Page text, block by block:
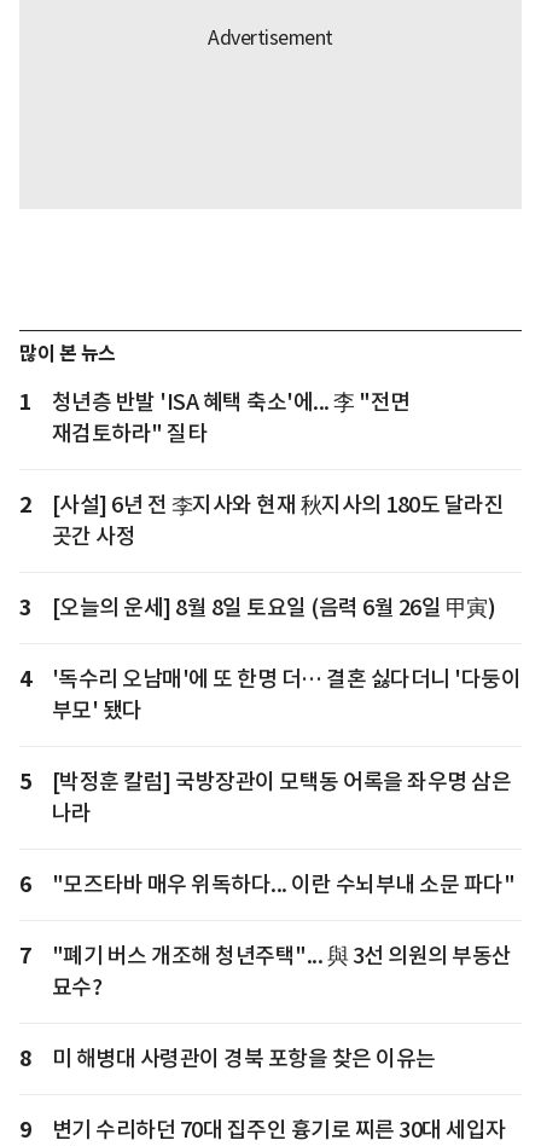
많이 본 뉴스
1
청년층 반발 'ISA 혜택 축소'에... 李 "전면
재검토하라" 질타
2
[사설] 6년 전 李지사와 현재 秋지사의 180도 달라진
곳간 사정
3 [오늘의 운세] 8월 8일 토요일 (음력 6월 26일 甲寅)
4
'독수리 오남매'에 또 한명 더… 결혼 싫다더니 '다둥이
부모' 됐다
5
[박정훈 칼럼] 국방장관이 모택동 어록을 좌우명 삼은
나라
6 "모즈타바 매우 위독하다... 이란 수뇌부내 소문 파다"
7
"폐기 버스 개조해 청년주택"... 與 3선 의원의 부동산
묘수?
8 미 해병대 사령관이 경북 포항을 찾은 이유는
9
변기 수리하던 70대 집주인 흉기로 찌른 30대 세입자